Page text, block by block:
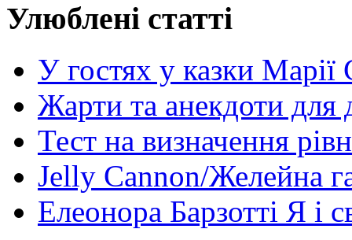
Улюблені статті
У гостях у казки
Жарти та анекдоти для
Тест на визначення
Jelly Cannon/Желейна
Елеонора Барзотті Я і